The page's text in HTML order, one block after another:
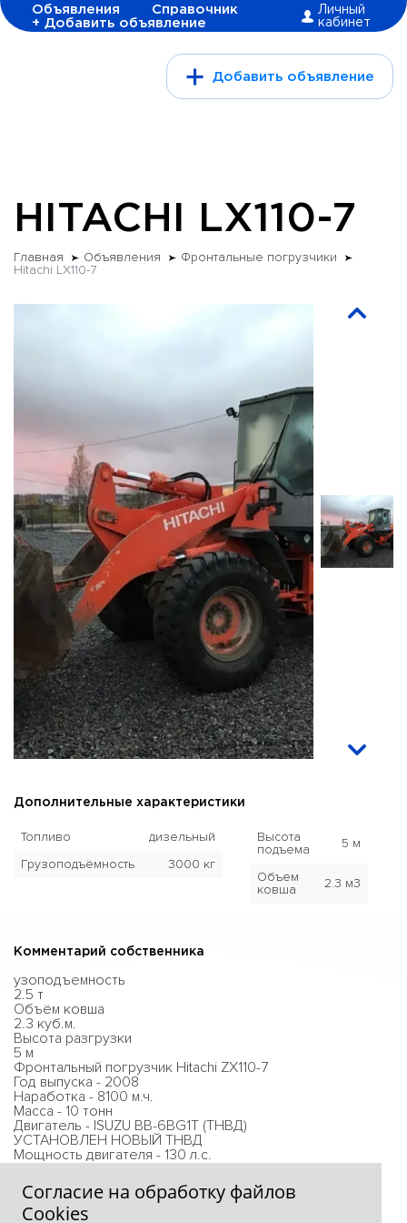
Объявления
Справочник
+ Добавить объявление
Личный
кабинет
Добавить объявление
HITACHI LX110-7
Главная Объявления
Фронтальные погрузчики
Hitachi LX110-7
Дополнительные характеристики
Топливо
дизельный
Грузоподъёмность
3000 кг
Высота
подъема
5 м
Объем
ковша
2.3 м3
Комментарий собственника
узоподъемность
2.5 т
Объём ковша
2.3 куб.м.
Высота разгрузки
5 м
Фронтальный погрузчик Hitachi ZX110-7
Год выпуска - 2008
Наработка - 8100 м.ч.
Масса - 10 тонн
Двигатель - ISUZU BB-6BG1T (ТНВД)
УСТАНОВЛЕН НОВЫЙ ТНВД
Мощность двигателя - 130 л.с.
Согласие на обработку файлов
Сookies